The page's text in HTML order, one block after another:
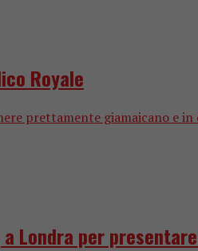
Royale
prettamente giamaicano e
Londra per